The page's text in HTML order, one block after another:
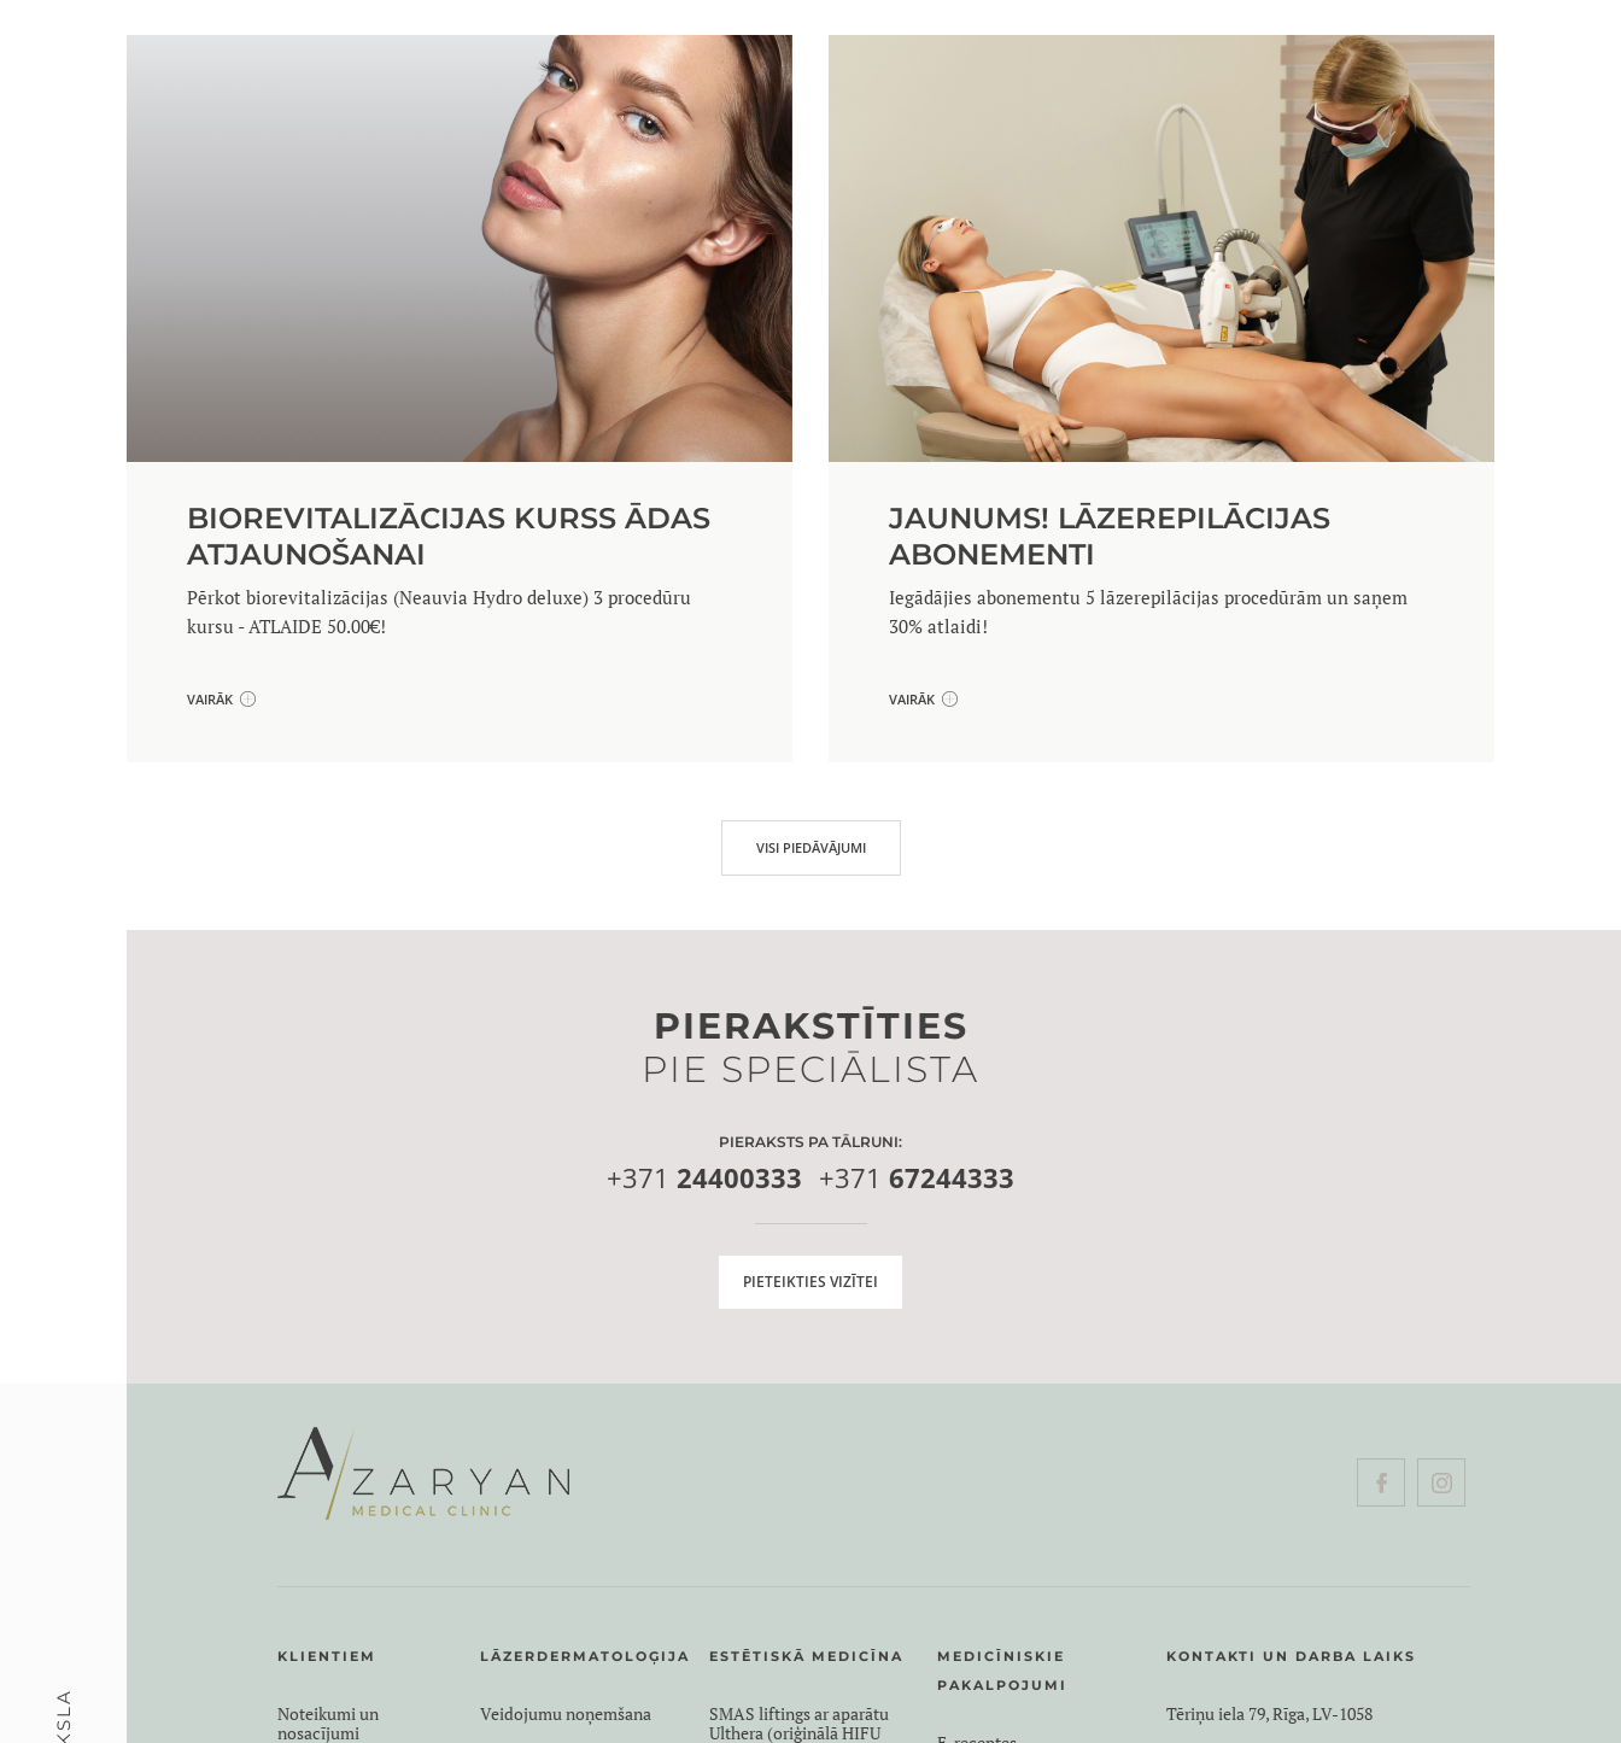
BIOREVITALIZĀCIJAS KURSS ĀDAS
ATJAUNOŠANAI
Pērkot biorevitalizācijas (Neauvia Hydro deluxe) 3 procedūru
kursu - ATLAIDE 50.00€!
VAIRĀK
JAUNUMS! LĀZEREPILĀCIJAS
ABONEMENTI
Iegādājies abonementu 5 lāzerepilācijas procedūrām un saņem
30% atlaidi!
VAIRĀK
VISI PIEDĀVĀJUMI
PIERAKSTĪTIES
PIE SPECIĀLISTA
PIERAKSTS PA TĀLRUNI:
+371 24400333 +371 67244333
PIETEIKTIES VIZĪTEI
KLIENTIEM
Noteikumi un
nosacījumi
LĀZERDERMATOLOĢIJA
Veidojumu noņemšana
ESTĒTISKĀ MEDICĪNA
SMAS liftings ar aparātu
Ulthera (oriģinālā HIFU
MEDICĪNISKIE
PAKALPOJUMI
KONTAKTI UN DARBA LAIKS
Tēriņu iela 79, Rīga, LV-1058